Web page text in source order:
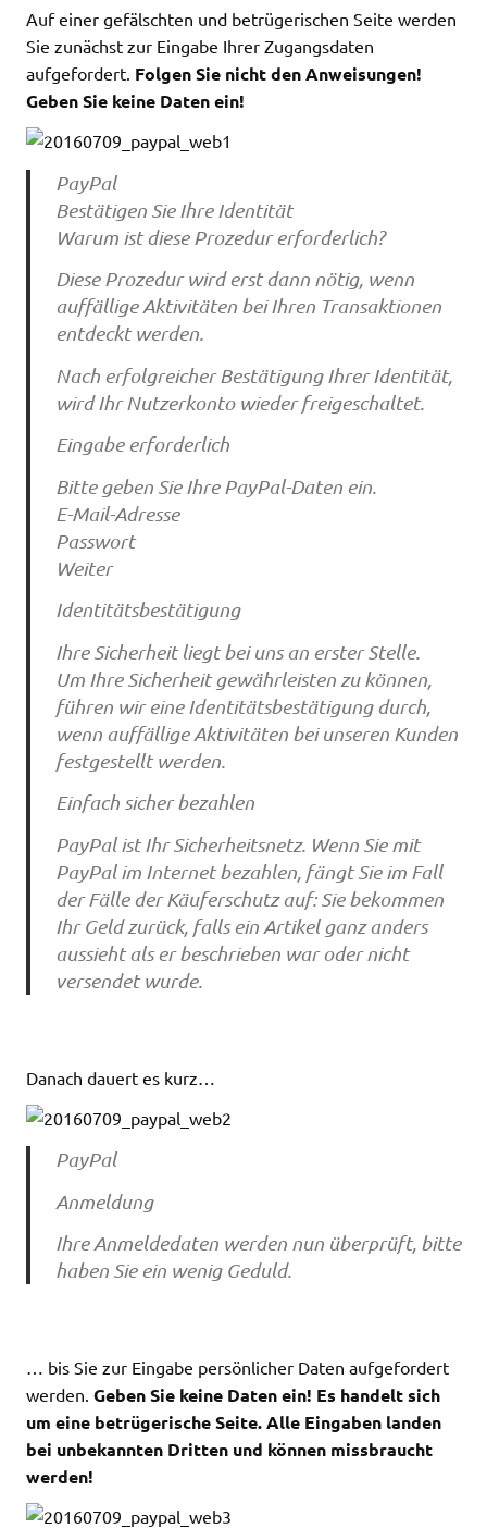
Auf einer gefälschten und betrügerischen Seite werden
Sie zunächst zur Eingabe Ihrer Zugangsdaten
aufgefordert. Folgen Sie nicht den Anweisungen!
Geben Sie keine Daten ein!
PayPal
Bestätigen Sie Ihre Identität
Warum ist diese Prozedur erforderlich?
Diese Prozedur wird erst dann nötig, wenn
auffällige Aktivitäten bei Ihren Transaktionen
entdeckt werden.
Nach erfolgreicher Bestätigung Ihrer Identität,
wird Ihr Nutzerkonto wieder freigeschaltet.
Eingabe erforderlich
Bitte geben Sie Ihre PayPal-Daten ein.
E-Mail-Adresse
Passwort
Weiter
Identitätsbestätigung
Ihre Sicherheit liegt bei uns an erster Stelle.
Um Ihre Sicherheit gewährleisten zu können,
führen wir eine Identitätsbestätigung durch,
wenn auffällige Aktivitäten bei unseren Kunden
festgestellt werden.
Einfach sicher bezahlen
PayPal ist Ihr Sicherheitsnetz. Wenn Sie mit
PayPal im Internet bezahlen, fängt Sie im Fall
der Fälle der Käuferschutz auf: Sie bekommen
Ihr Geld zurück, falls ein Artikel ganz anders
aussieht als er beschrieben war oder nicht
versendet wurde.
Danach dauert es kurz…
PayPal
Anmeldung
Ihre Anmeldedaten werden nun überprüft, bitte
haben Sie ein wenig Geduld.
… bis Sie zur Eingabe persönlicher Daten aufgefordert
werden. Geben Sie keine Daten ein! Es handelt sich
um eine betrügerische Seite. Alle Eingaben landen
bei unbekannten Dritten und können missbraucht
werden!